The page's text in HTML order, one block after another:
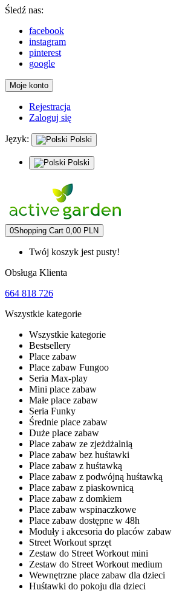
Śledź nas:
facebook
instagram
pinterest
google
Moje konto
Rejestracja
Zaloguj się
Język: Polski
Polski
0Shopping Cart 0,00 PLN
Twój koszyk jest pusty!
Obsługa Klienta
664 818 726
Wszystkie kategorie
Wszystkie kategorie
Bestsellery
Place zabaw
Place zabaw Fungoo
Seria Max-play
Mini place zabaw
Małe place zabaw
Seria Funky
Średnie place zabaw
Duże place zabaw
Place zabaw ze zjeżdżalnią
Place zabaw bez huśtawki
Place zabaw z huśtawką
Place zabaw z podwójną huśtawką
Place zabaw z piaskownicą
Place zabaw z domkiem
Place zabaw wspinaczkowe
Place zabaw dostępne w 48h
Moduły i akcesoria do placów zabaw
Street Workout sprzęt
Zestaw do Street Workout mini
Zestaw do Street Workout medium
Wewnętrzne place zabaw dla dzieci
Huśtawki do pokoju dla dzieci